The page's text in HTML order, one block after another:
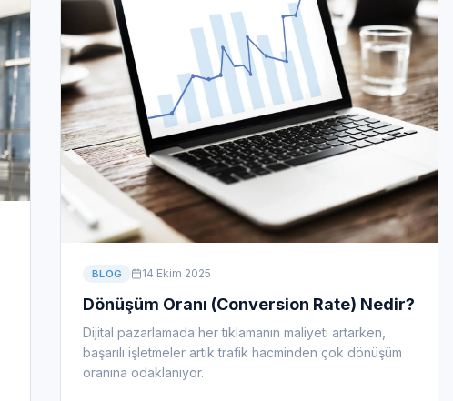
BLOG 14 Ekim 2025
Dönüşüm Oranı (Conversion Rate) Nedir?
Dijital pazarlamada her tıklamanın maliyeti artarken,
başarılı işletmeler artık trafik hacminden çok dönüşüm
oranına odaklanıyor.